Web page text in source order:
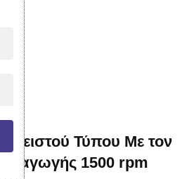
Τύπου Με τον
1500 rpm